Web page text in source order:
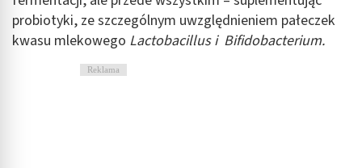
probiotyki, ze szczególnym uwzględnieniem pałeczek
kwasu mlekowego Lactobacillus i Bifidobacterium.
Reklama